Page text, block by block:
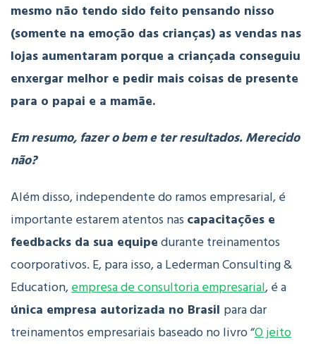
mesmo não tendo sido feito pensando nisso
(somente na emoção das crianças) as vendas nas
lojas aumentaram porque a criançada conseguiu
enxergar melhor e pedir mais coisas de presente
para o papai e a mamãe.
Em resumo, fazer o bem e ter resultados. Merecido
não?
Além disso, independente do ramos empresarial, é
importante estarem atentos nas capacitações e
feedbacks da sua equipedurante treinamentos
coorporativos. E, para isso, aLederman Consulting &
Education,empresa de consultoria empresarial,é a
única empresa autorizada no Brasil para dar
treinamentos empresariais baseado no livro “O jeito